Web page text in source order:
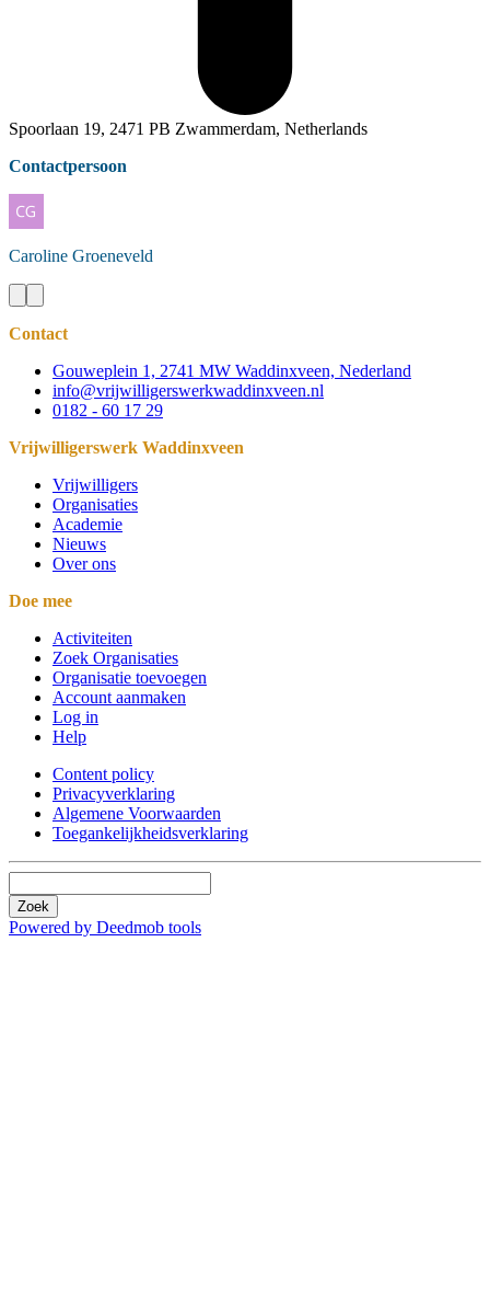
Spoorlaan 19, 2471 PB Zwammerdam, Netherlands
Contactpersoon
Caroline Groeneveld
Contact
Gouweplein 1, 2741 MW Waddinxveen, Nederland
info@vrijwilligerswerkwaddinxveen.nl
0182 - 60 17 29
Vrijwilligerswerk Waddinxveen
Vrijwilligers
Organisaties
Academie
Nieuws
Over ons
Doe mee
Activiteiten
Zoek Organisaties
Organisatie toevoegen
Account aanmaken
Log in
Help
Content policy
Privacyverklaring
Algemene Voorwaarden
Toegankelijkheidsverklaring
Zoek
Powered by Deedmob tools